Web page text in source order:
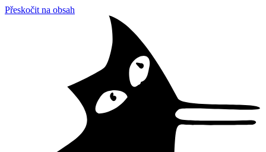
Přeskočit na obsah